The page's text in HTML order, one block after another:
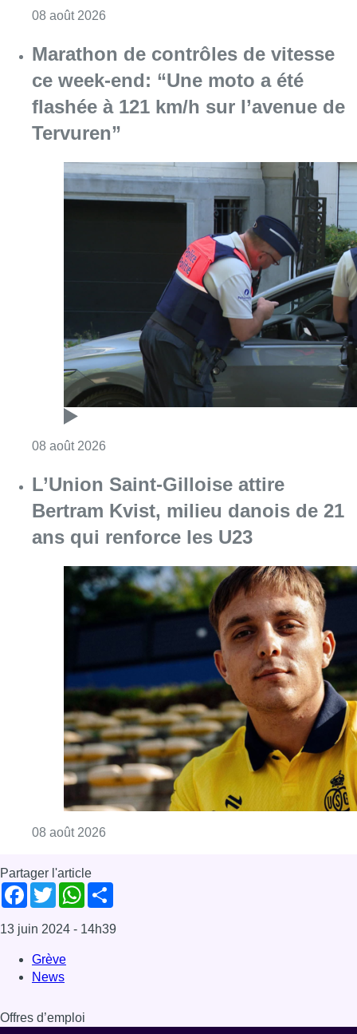
08 août 2026
Marathon de contrôles de vitesse
ce week-end: “Une moto a été
flashée à 121 km/h sur l’avenue de
Tervuren”
08 août 2026
L’Union Saint-Gilloise attire
Bertram Kvist, milieu danois de 21
ans qui renforce les U23
08 août 2026
Partager l'article
Facebook
TwitterWhatsApp
13 juin 2024 - 14h39
Grève
News
Offres d’emploi